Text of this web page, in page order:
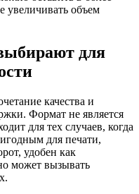
увеличивать объем
для
качества и
Формат не является
для тех случаев, когда
для печати,
удобен как
может вызывать